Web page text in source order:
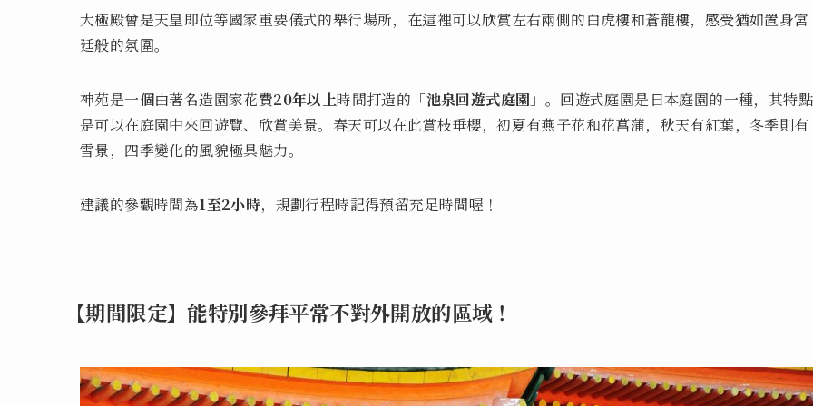
大極殿曾是天皇即位等國家重要儀式的舉行場所，在這裡可以欣賞左右兩側的白虎樓和蒼龍樓，感受猶如置身宮
廷般的氛圍。
神苑是一個由著名造園家花費20年以上時間打造的「池泉回遊式庭園 」。回遊式庭園是日本庭園的一種，其特點
是可以在庭園中來回遊覽、欣賞美景。春天可以在此賞枝垂櫻，初夏有燕子花和花菖蒲，秋天有紅葉，冬季則有
雪景，四季變化的風貌極具魅力。
建議的參觀時間為1至2小時，規劃行程時記得預留充足時間喔！
【期間限定】能特別參拜平常不對外開放的區域！